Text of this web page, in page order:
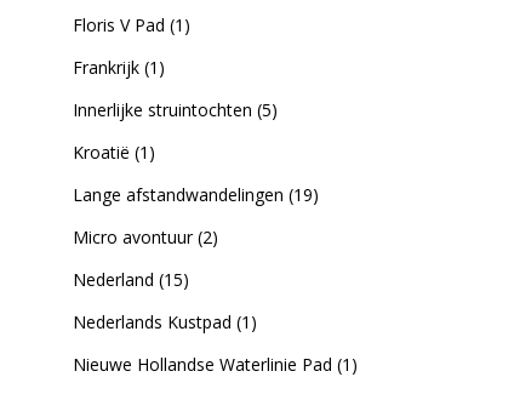
Floris V Pad (1)
Frankrijk(1)
Innerlijke struintochten (5)
Kroatië (1)
Lange afstandwandelingen (19)
Micro avontuur(2)
Nederland (15)
Nederlands Kustpad (1)
Nieuwe Hollandse Waterlinie Pad (1)